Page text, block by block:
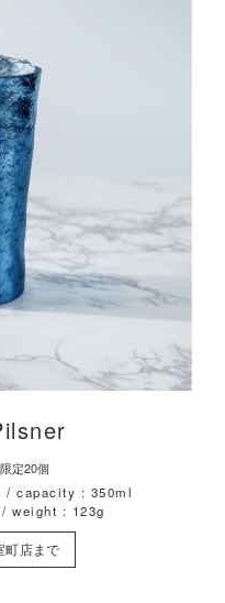
定20個
/ capacity : 350ml
weight : 123g
町店まで